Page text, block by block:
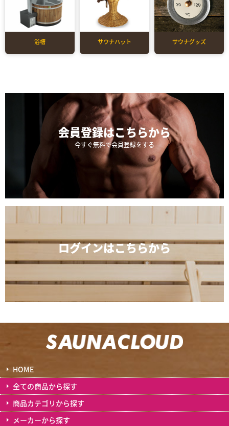
浴槽 サウナハット サウナグッズ
会員登録はこちらから
今すぐ無料で会員登録をする
ログインはこちらから
HOME
全ての商品から探す
商品カテゴリから探す
メーカーから探す